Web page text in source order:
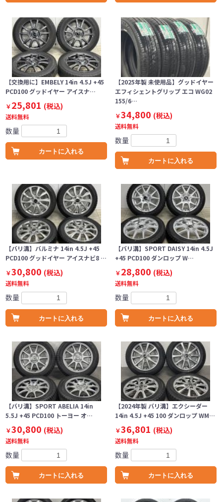
【交換用に】EMBELY 14in 4.5J +45
PCD100 グッドイヤー アイスナ…
￥25,801 (税込)
送料無料
数量
カートに入れる
【2025年製 未使用品】グッドイヤー
エフィシェントグリップ エコ WG02
155/6…
￥34,800 (税込)
送料無料
数量
カートに入れる
【バリ溝】バルミナ 14in 4.5J +45
PCD100 グッドイヤー アイスナビ8 …
￥30,800 (税込)
送料無料
数量
カートに入れる
【バリ溝】SPORT DAISY 14in 4.5J
+45 PCD100 ダンロップ W…
￥28,800 (税込)
送料無料
数量
カートに入れる
【バリ溝】SPORT ABELIA 14in
5.5J +45 PCD100 トーヨー オ…
￥30,800 (税込)
送料無料
数量
カートに入れる
【2024年製 バリ溝】エクシーダー
14in 4.5J +45 100 ダンロップ WM…
￥36,801 (税込)
送料無料
数量
カートに入れる